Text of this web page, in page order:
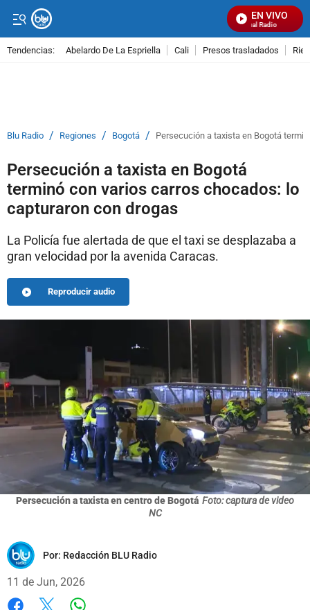
EN VIVO
Señal Visual Radio
Tendencias: Abelardo De La Espriella Cali Presos trasladados
Blu Radio / Regiones / Bogotá / Persecución a taxista en Bogotá
Persecución a taxista en Bogotá
terminó con varios carros chocados: lo
capturaron con drogas
La Policía fue alertada de que el taxi se desplazaba a
gran velocidad por la avenida Caracas.
Reproducir audio
Persecución a taxista en centro de Bogotá Foto: captura de video
NC
Por: Redacción BLU Radio
11 de Jun, 2026